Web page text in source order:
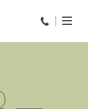
Bel ons op: